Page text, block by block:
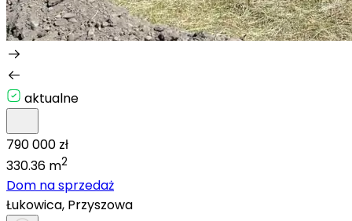
aktualne
790 000 zł
330.36 m2
Dom na sprzedaż
Łukowica, Przyszowa